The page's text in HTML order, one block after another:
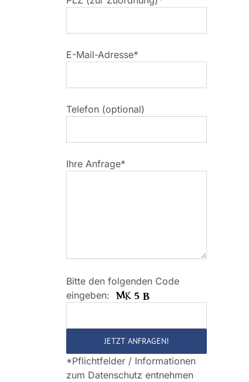
E-Mail-Adresse*
Telefon (optional)
Ihre Anfrage*
Bitte
lasse
leer.
Bitte den folgenden Code
eingeben:
*Pflichtfelder / Informationen
zum Datenschutz entnehmen